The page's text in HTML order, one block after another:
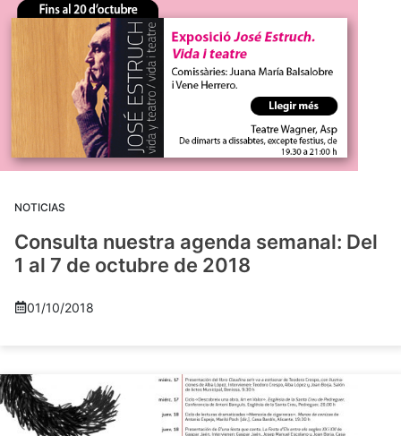
NOTICIAS
Consulta nuestra agenda semanal: Del
1 al 7 de octubre de 2018
01/10/2018